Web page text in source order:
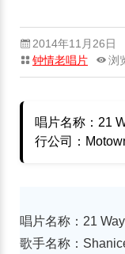
2014年11月26日
钟情老唱片
浏
唱片名称：21
行公司：
唱片名称：21
歌手名称：